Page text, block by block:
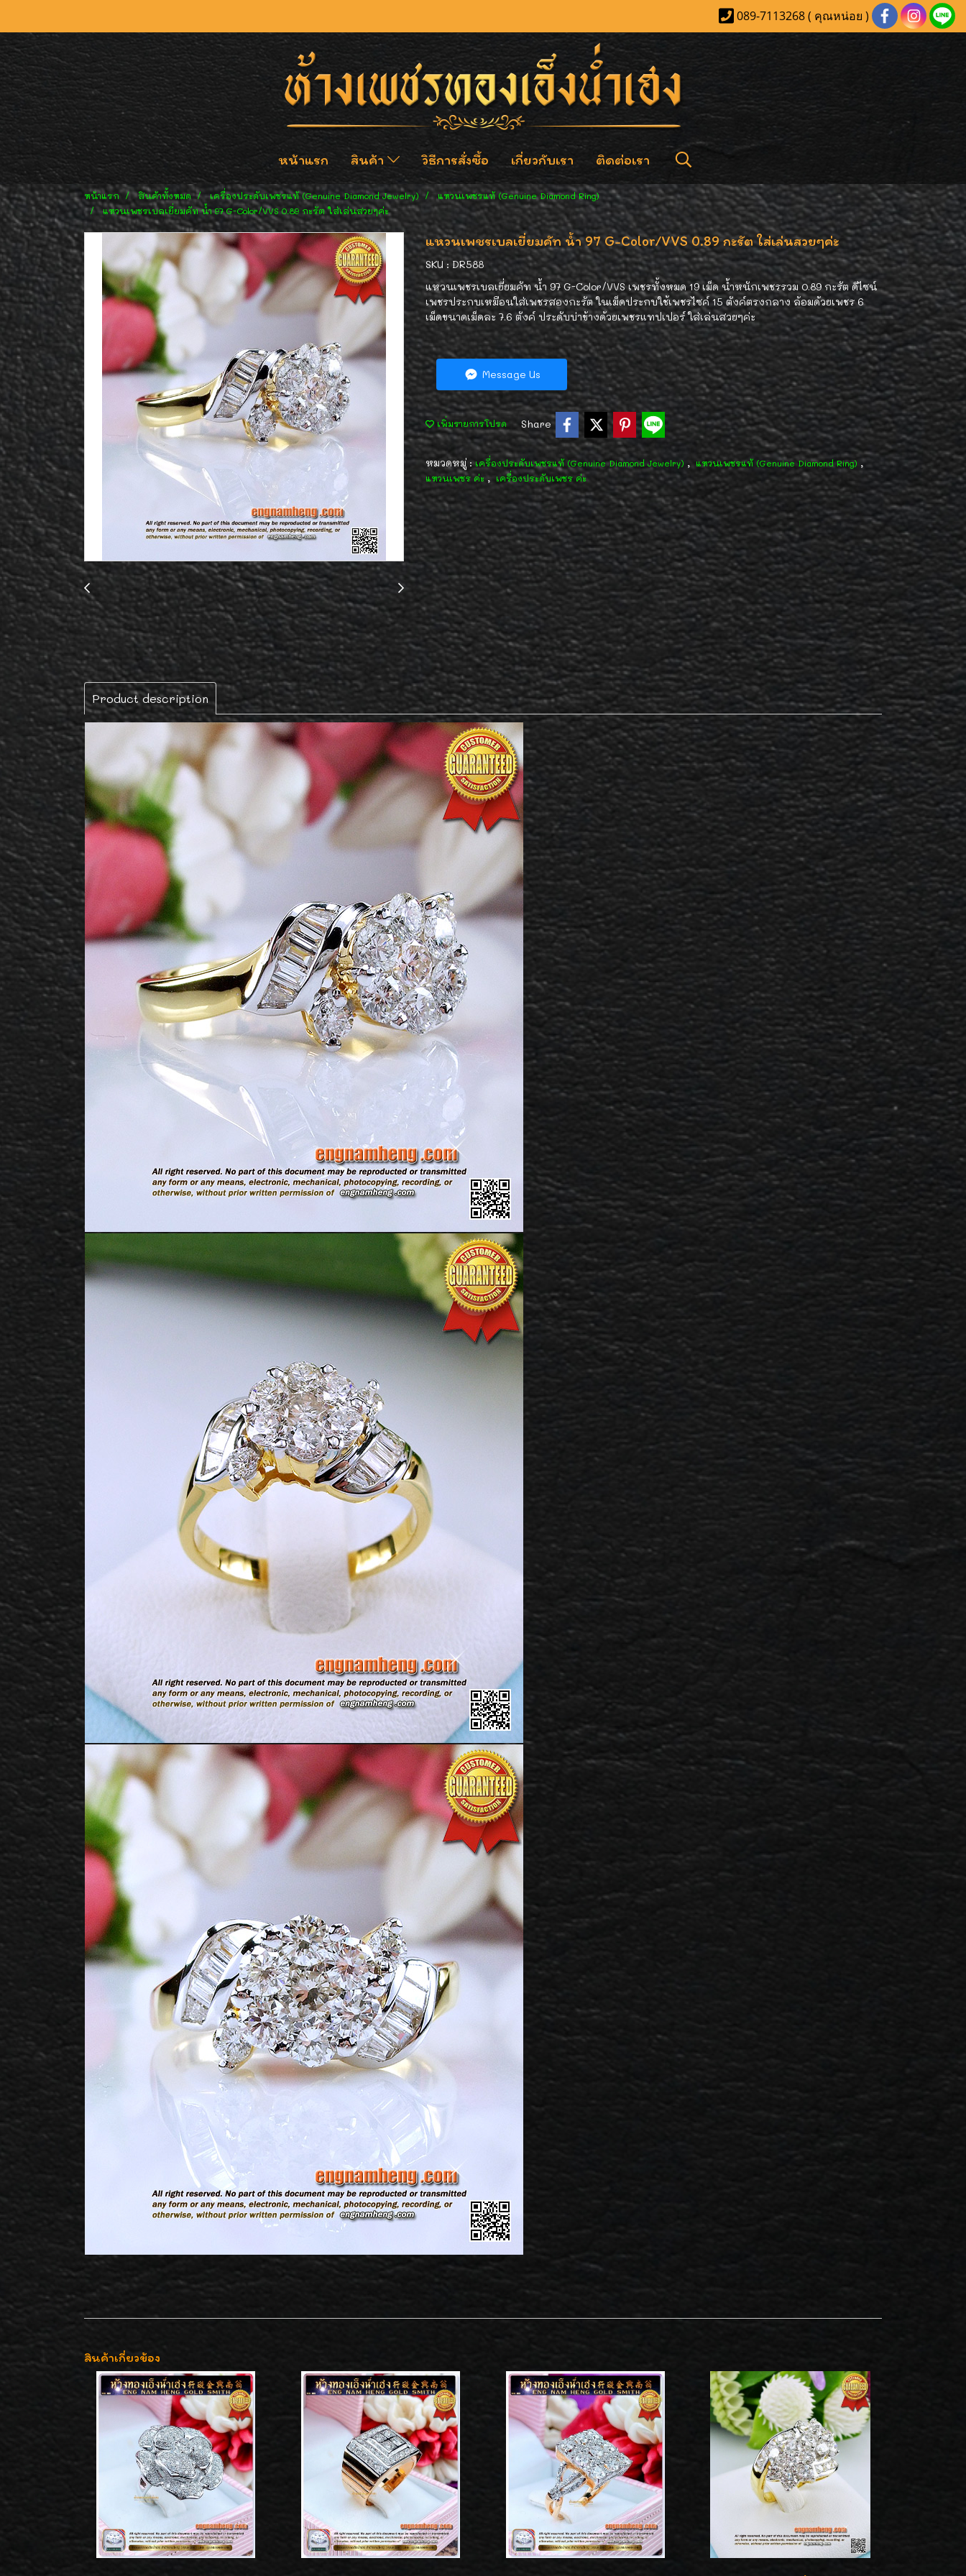
089-7113268 ( คุณหน่อย )
หน้าแรก สินค้า วิธีการสั่งซื้อ เกี่ยวกับเรา ติดต่อเรา
หน้าแรก สินค้าทั้งหมด เครื่องประดับเพชรแท้ (Genuine Diamond Jewelry)
แหวนเพชรแท้ (Genuine Diamond Ring)
แหวนเพชรเบลเยี่ยมคัท น้ำ 97 G-Color/VVS 0.89 กะรัต ใส่เล่นสวยๆค่ะ
แหวนเพชรเบลเยี่ยมคัท น้ำ 97 G-Color/VVS 0.89 กะรัต ใส่เล่นสวยๆค่ะ
SKU : DR588
แหวนเพชรเบลเยี่ยมคัท น้ำ 97 G-Color/VVS เพชรทั้งหมด 19 เม็ด น้ำหนักเพชรรวม 0.89 กะรัต ดีไซน์
เพชรประกบเหมือนใส่เพชรสองกะรัต ในเม็ดประกบใช้เพชรไซค์ 15 ตังค์ตรงกลาง ล้อมด้วยเพชร 6
เม็ดขนาดเม็ดละ 7.6 ตังค์ ประดับบ่าข้างด้วยเพชรแทปเปอร์ ใส่เล่นสวยๆค่ะ
Message Us
เพิ่มรายการโปรด Share
หมวดหมู่ :เครื่องประดับเพชรแท้ (Genuine Diamond Jewelry) , แหวนเพชรแท้ (Genuine Diamond Ring) ,
แหวนเพชร ค่ะ , เครื่องประดับเพชร ค่ะ
Product description
สินค้าเกี่ยวข้อง